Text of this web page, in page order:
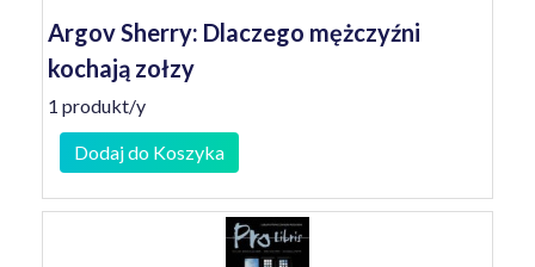
Argov Sherry: Dlaczego mężczyźni
kochają zołzy
1 produkt/y
Dodaj do Koszyka